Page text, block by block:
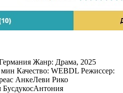
Жанр: Драма, 2025
Качество: WEBDL Режиссер:
АнкеЛеви Рико